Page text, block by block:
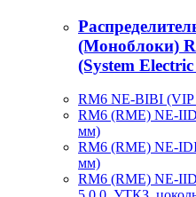
(Моноблоки)
(System
RM6 NE-BIBI
RM6 (RME) NE-
мм)
RM6 (RME) NE-
мм)
RM6 (RME) NE-